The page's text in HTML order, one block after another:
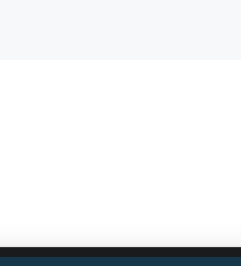
mail : responsabledetraitement@legavox.fr. Vous avez